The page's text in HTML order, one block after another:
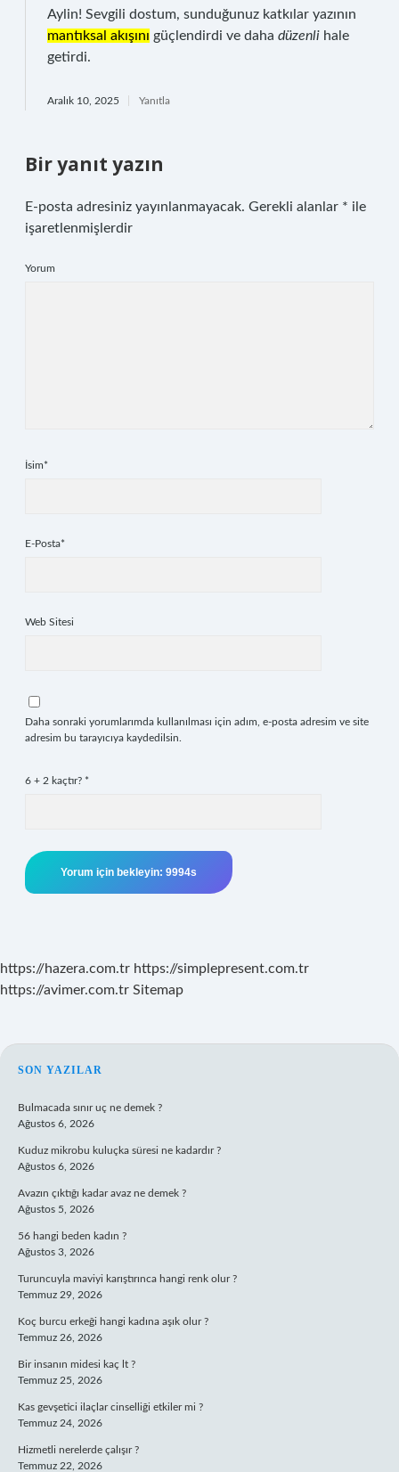
Aylin! Sevgili dostum, sunduğunuz katkılar yazının
mantıksal akışını güçlendirdi ve daha düzenli hale
getirdi.
Aralık 10, 2025 Yanıtla
Bir yanıt yazın
E-posta adresiniz yayınlanmayacak. Gerekli alanlar * ile
işaretlenmişlerdir
Yorum
İsim*
E-Posta*
Web Sitesi
Daha sonraki yorumlarımda kullanılması için adım, e-posta adresim ve site
adresim bu tarayıcıya kaydedilsin.
6 + 2 kaçtır? *
https://hazera.com.tr https://simplepresent.com.tr
https://avimer.com.tr Sitemap
SIDEBAR
SON YAZILAR
Bulmacada sınır uç ne demek ?
Ağustos 6, 2026
Kuduz mikrobu kuluçka süresi ne kadardır ?
Ağustos 6, 2026
Avazın çıktığı kadar avaz ne demek ?
Ağustos 5, 2026
56 hangi beden kadın ?
Ağustos 3, 2026
Turuncuyla maviyi karıştırınca hangi renk olur ?
Temmuz 29, 2026
Koç burcu erkeği hangi kadına aşık olur ?
Temmuz 26, 2026
Bir insanın midesi kaç lt ?
Temmuz 25, 2026
Kas gevşetici ilaçlar cinselliği etkiler mi ?
Temmuz 24, 2026
Hizmetli nerelerde çalışır ?
Temmuz 22, 2026